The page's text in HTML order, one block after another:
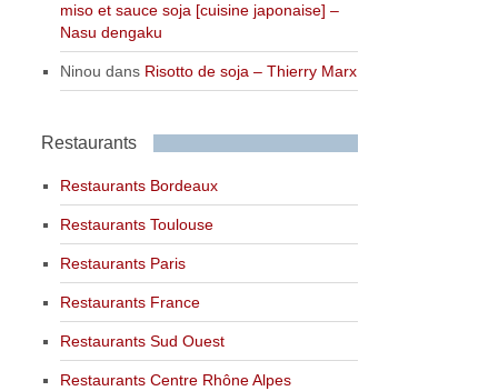
miso et sauce soja [cuisine japonaise] –
Nasu dengaku
Ninou dans Risotto de soja – Thierry Marx
Restaurants
Restaurants Bordeaux
Restaurants Toulouse
Restaurants Paris
Restaurants France
Restaurants Sud Ouest
Restaurants Centre Rhône Alpes